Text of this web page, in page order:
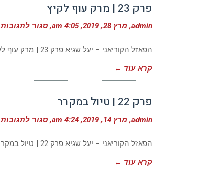
פרק 23 | מרק עוף לקיץ
admin מרץ 28, 2019 4:05 am סגור לתגובות
הפאזל הקוריאני – יעל שגיא פרק 23 | מרק עוף לקיץ ישנם דברים רבים הנראים לי מוזרים ובלתי מובנים. בכל
קרא עוד ←
פרק 22 | טיול במקרר
admin מרץ 14, 2019 4:24 am סגור לתגובות
הפאזל הקוריאני – יעל שגיא פרק 22 | טיול במקרר התעוררתי הבוקר, וכהרגלי הצצתי החוצה כדי לראות מה מזמן לי
קרא עוד ←